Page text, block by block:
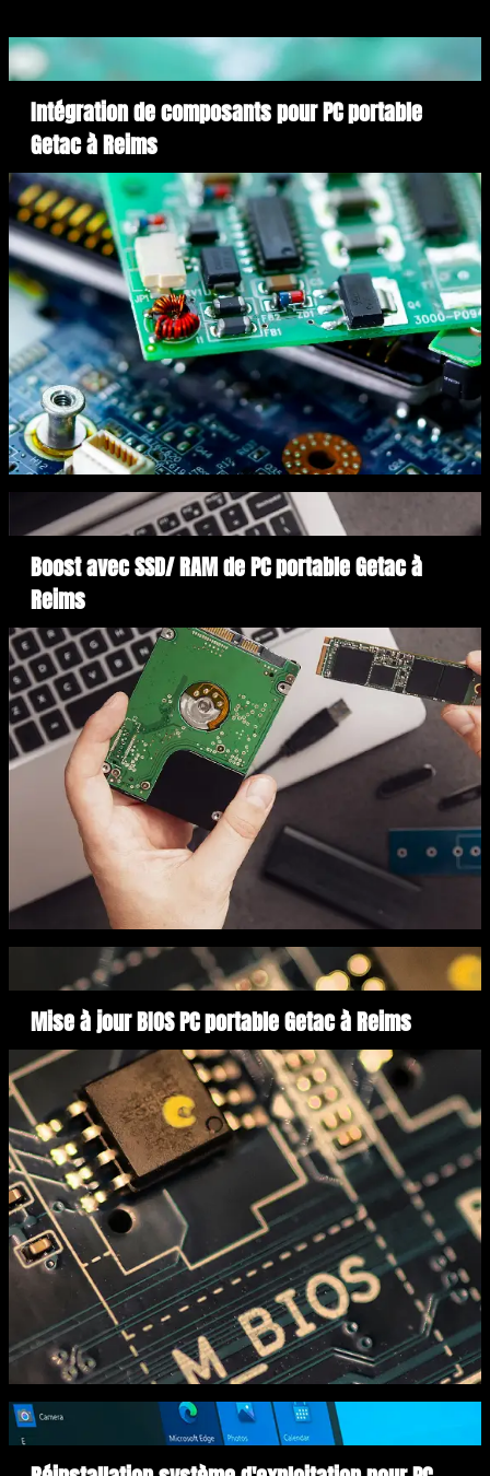
Intégration de composants pour PC portable
Getac à Reims
Boost avec SSD/ RAM de PC portable Getac à
Reims
Mise à jour BIOS PC portable Getac à Reims